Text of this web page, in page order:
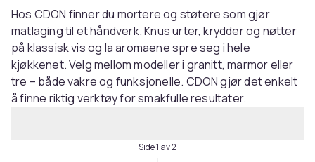
Hos CDON finner du mortere og støtere som gjør
matlaging til et håndverk. Knus urter, krydder og nøtter
på klassisk vis og la aromaene spre seg i hele
kjøkkenet. Velg mellom modeller i granitt, marmor eller
tre – både vakre og funksjonelle. CDON gjør det enkelt
å finne riktig verktøy for smakfulle resultater.
Side 1 av 2